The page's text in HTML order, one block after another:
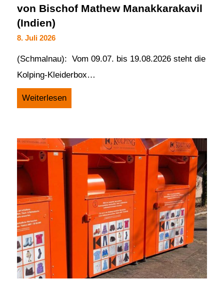
von Bischof Mathew Manakkarakavil
(Indien)
8. Juli 2026
(Schmalnau): Vom 09.07. bis 19.08.2026 steht die
Kolping-Kleiderbox…
Weiterlesen